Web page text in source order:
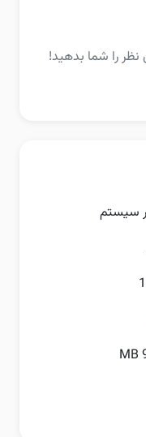
را شما بدهید!
سیستم